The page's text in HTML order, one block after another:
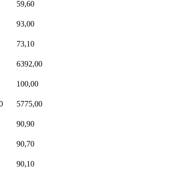
59,60
93,00
73,10
6392,00
100,00
5775,00
90,90
90,70
90,10